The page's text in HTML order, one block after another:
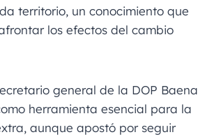
territorio, un conocimiento que
los efectos del cambio
general de la DOP Baena
herramienta esencial para la
aunque apostó por seguir